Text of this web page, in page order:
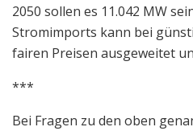
2050 sollen es 11.042 MW
Stromimports kann bei
fairen Preisen ausgeweitet
***
Bei Fragen zu den oben